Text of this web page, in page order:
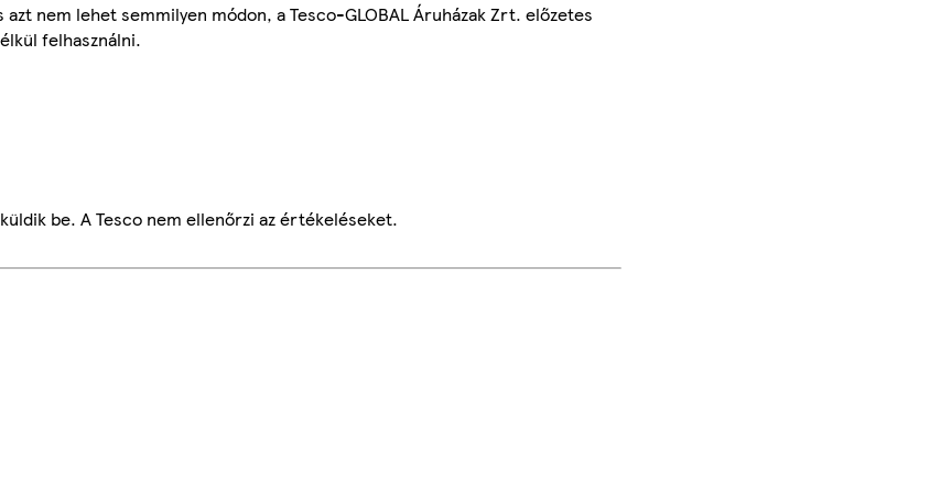
nem lehet semmilyen módon, a Tesco-GLOBAL Áruházak Zrt. előzetes
felhasználni.
be. A Tesco nem ellenőrzi az értékeléseket.